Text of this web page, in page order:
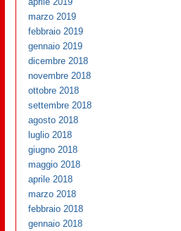
marzo 2019
febbraio 2019
gennaio 2019
dicembre 2018
novembre 2018
ottobre 2018
settembre 2018
agosto 2018
luglio 2018
giugno 2018
maggio 2018
aprile 2018
marzo 2018
febbraio 2018
gennaio 2018